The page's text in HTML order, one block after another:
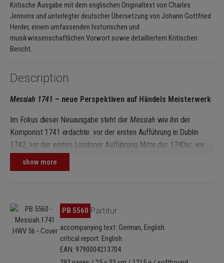
Kritische Ausgabe mit dem englischen Originaltext von Charles
Jennens und unterlegter deutscher Übersetzung von Johann Gottfried
Herder, einem umfassenden historischen und
musikwissenschaftlichen Vorwort sowie detailliertem Kritischen
Bericht.
Description
Messiah 1741 – neue Perspektiven auf Händels Meisterwerk
Im Fokus dieser Neuausgabe steht derMessiah wie ihn der
Komponist 1741 erdachte: vor der ersten Aufführung in Dublin
1742, vor der ersten Londoner Aufführung Mitte der 1740er, vor
der letzten Aufführung im Foundling Hospital in den späten 1750er
Jahren. Dem Herausgeber gelingt eine Edition des 21.
Messiah 1741– die erste und einzige vollständige Edition von
Händels Autograph
Umfassende Informationen zur Aufführungspraxis Händels um
1741 (u. a. zu Orchesterbesetzung, Continuo, Textunterlegung
show more
Skip image gallery PB 5560 Partitur
accompanying text: German, English
critical report: English
EAN: 9790004213704